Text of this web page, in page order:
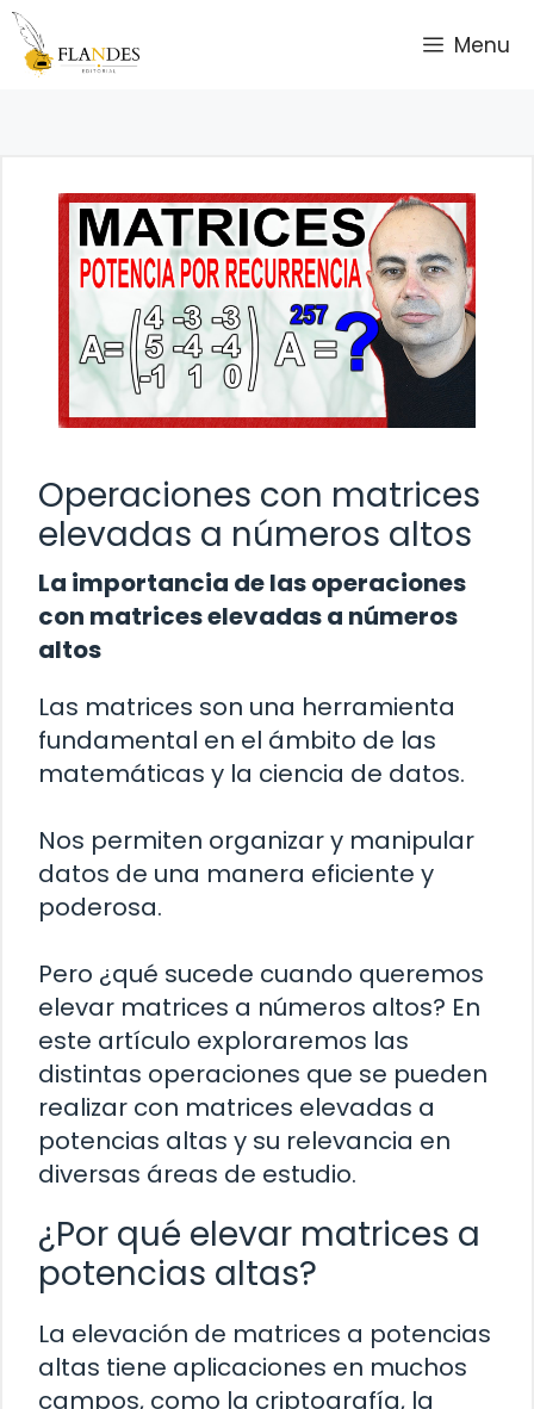
Saltar
contenido
Menu
Operaciones con matrices
elevadas a números altos
La importancia de las operaciones
con matrices elevadas a números
altos
Las matrices son una herramienta
fundamental en el ámbito de las
matemáticas y la ciencia de datos.
Nos permiten organizar y manipular
datos de una manera eficiente y
poderosa.
Pero ¿qué sucede cuando queremos
elevar matrices a números altos? En
este artículo exploraremos las
distintas operaciones que se pueden
realizar con matrices elevadas a
potencias altas y su relevancia en
diversas áreas de estudio.
¿Por qué elevar matrices a
potencias altas?
La elevación de matrices a potencias
altas tiene aplicaciones en muchos
campos, como la criptografía, la